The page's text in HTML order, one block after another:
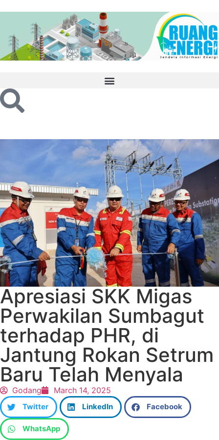
Apresiasi SKK Migas
Perwakilan Sumbagut
terhadap PHR, di
Jantung Rokan Setrum
Baru Telah Menyala
Godang March 14, 2025
Twitter LinkedIn Facebook
WhatsApp